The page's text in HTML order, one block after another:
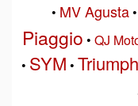
• MV Agusta•
Piaggio • QJ
• SYM • Triumph